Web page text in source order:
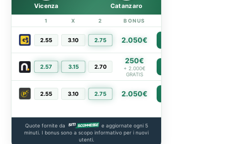
Vicenza Catanzaro
1 X 2 BONUS
2.55 3.10 2.75 2.050€
2.57 3.15 2.70
250€
+ 2.000€
GRATIS
2.55 3.10 2.75 2.050€
Quote fornite da
e aggiornate ogni 5
minuti. I bonus sono a scopo informativo per i nuovi
utenti.